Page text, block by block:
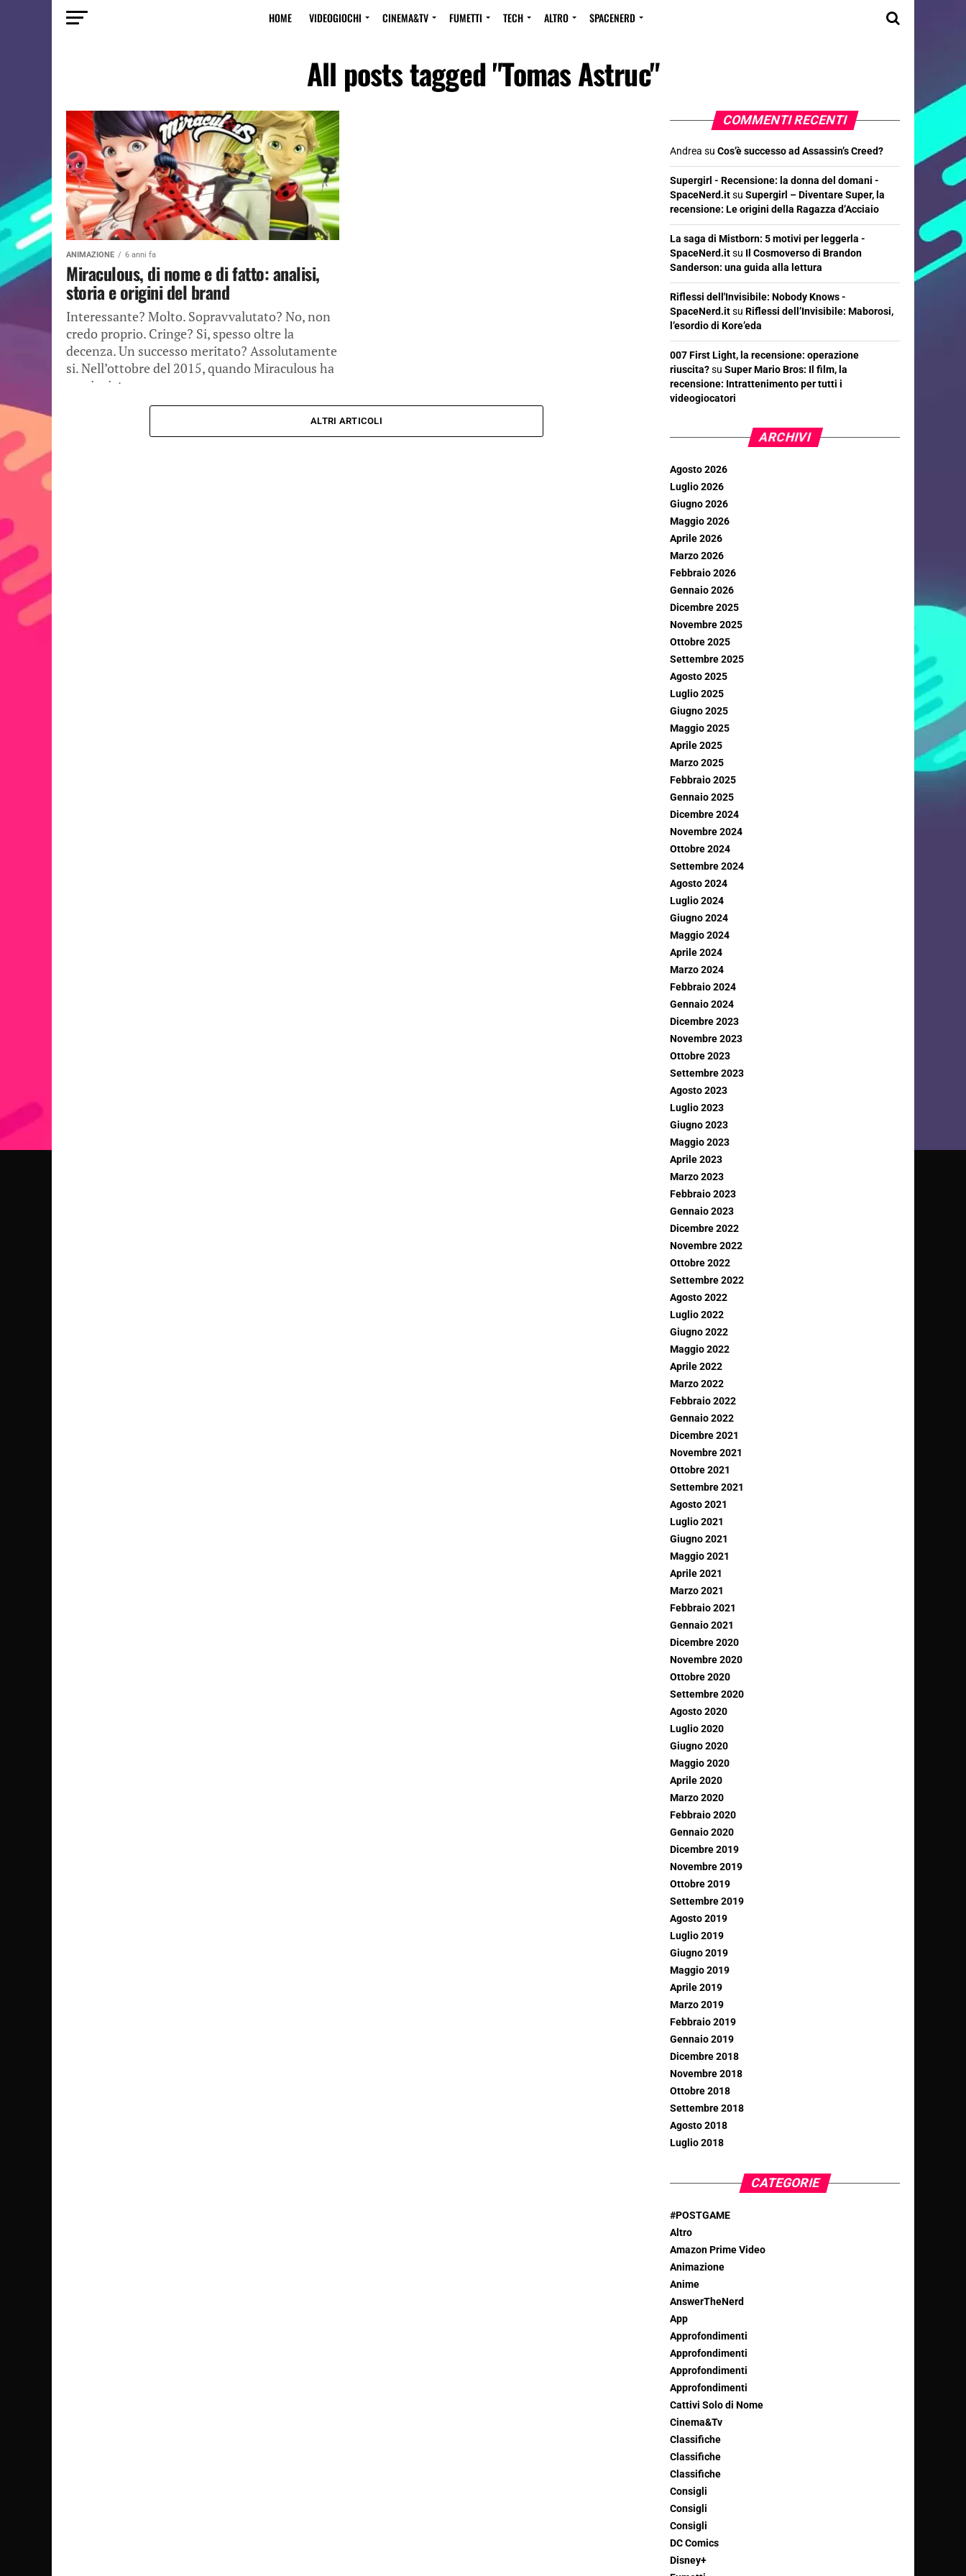
HOME VIDEOGIOCHI CINEMA&TV FUMETTI TECH ALTRO SPACENERD
All posts tagged "Tomas Astruc"
ANIMAZIONE 6 anni fa
Miraculous, di nome e di fatto: analisi,
storia e origini del brand
Interessante? Molto. Sopravvalutato? No, non
credo proprio. Cringe? Si, spesso oltre la
decenza. Un successo meritato? Assolutamente
si. Nell’ottobre del 2015, quando Miraculous ha
cominciato per...
ALTRI ARTICOLI
COMMENTI RECENTI
Andrea su Cos’è successo ad Assassin’s Creed?
Supergirl - Recensione: la donna del domani -
SpaceNerd.itsu Supergirl – Diventare Super, la
recensione: Le origini della Ragazza d’Acciaio
La saga di Mistborn: 5 motivi per leggerla -
SpaceNerd.itsu Il Cosmoverso di Brandon
Sanderson: una guida alla lettura
Riflessi dell'Invisibile: Nobody Knows -
SpaceNerd.itsu Riflessi dell’Invisibile: Maborosi,
l’esordio di Kore’eda
007 First Light, la recensione: operazione
riuscita?su Super Mario Bros: Il film, la
recensione: Intrattenimento per tutti i
videogiocatori
ARCHIVI
Agosto 2026
Luglio 2026
Giugno 2026
Maggio 2026
Aprile 2026
Marzo 2026
Febbraio 2026
Gennaio 2026
Dicembre 2025
Novembre 2025
Ottobre 2025
Settembre 2025
Agosto 2025
Luglio 2025
Giugno 2025
Maggio 2025
Aprile 2025
Marzo 2025
Febbraio 2025
Gennaio 2025
Dicembre 2024
Novembre 2024
Ottobre 2024
Settembre 2024
Agosto 2024
Luglio 2024
Giugno 2024
Maggio 2024
Aprile 2024
Marzo 2024
Febbraio 2024
Gennaio 2024
Dicembre 2023
Novembre 2023
Ottobre 2023
Settembre 2023
Agosto 2023
Luglio 2023
Giugno 2023
Maggio 2023
Aprile 2023
Marzo 2023
Febbraio 2023
Gennaio 2023
Dicembre 2022
Novembre 2022
Ottobre 2022
Settembre 2022
Agosto 2022
Luglio 2022
Giugno 2022
Maggio 2022
Aprile 2022
Marzo 2022
Febbraio 2022
Gennaio 2022
Dicembre 2021
Novembre 2021
Ottobre 2021
Settembre 2021
Agosto 2021
Luglio 2021
Giugno 2021
Maggio 2021
Aprile 2021
Marzo 2021
Febbraio 2021
Gennaio 2021
Dicembre 2020
Novembre 2020
Ottobre 2020
Settembre 2020
Agosto 2020
Luglio 2020
Giugno 2020
Maggio 2020
Aprile 2020
Marzo 2020
Febbraio 2020
Gennaio 2020
Dicembre 2019
Novembre 2019
Ottobre 2019
Settembre 2019
Agosto 2019
Luglio 2019
Giugno 2019
Maggio 2019
Aprile 2019
Marzo 2019
Febbraio 2019
Gennaio 2019
Dicembre 2018
Novembre 2018
Ottobre 2018
Settembre 2018
Agosto 2018
Luglio 2018
CATEGORIE
#POSTGAME
Altro
Amazon Prime Video
Animazione
Anime
AnswerTheNerd
App
Approfondimenti
Approfondimenti
Approfondimenti
Approfondimenti
Cattivi Solo di Nome
Cinema&Tv
Classifiche
Classifiche
Classifiche
Consigli
Consigli
Consigli
DC Comics
Disney+